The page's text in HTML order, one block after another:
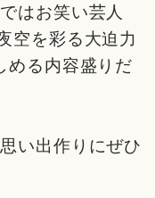
はお笑い芸人
空を彩る大迫力
める内容盛りだ
い出作りにぜひ